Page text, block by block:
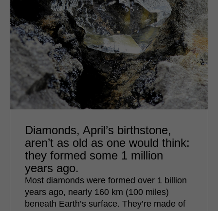
Diamonds, April’s birthstone,
aren’t as old as one would think:
they formed some 1 million
years ago.
Most diamonds were formed over 1 billion
years ago, nearly 160 km (100 miles)
beneath Earth’s surface. They’re made of